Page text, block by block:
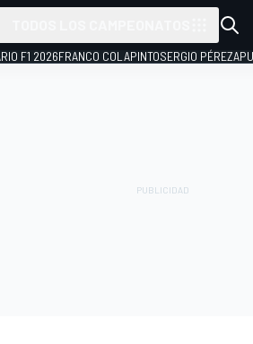
F1 2026FRANCO COLAPINTOSERGIO PÉREZ